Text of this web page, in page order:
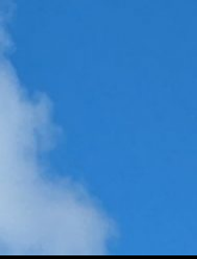
content